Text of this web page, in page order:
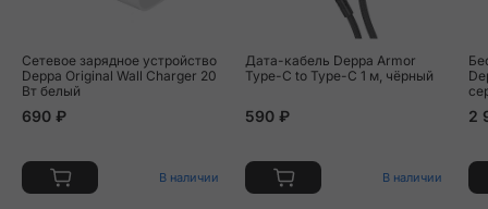
Сетевое зарядное устройство
Deppa Original Wall Charger 20
Вт белый
690 ₽
В наличии
Дата-кабель Deppa Armor
Type-C to Type-C 1 м, чёрный
590 ₽
В наличии
2